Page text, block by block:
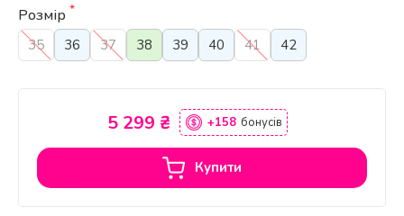
Розмір *
35 36 37 38 39 40 41 42
5 299 ₴ +158 бонусів
Купити